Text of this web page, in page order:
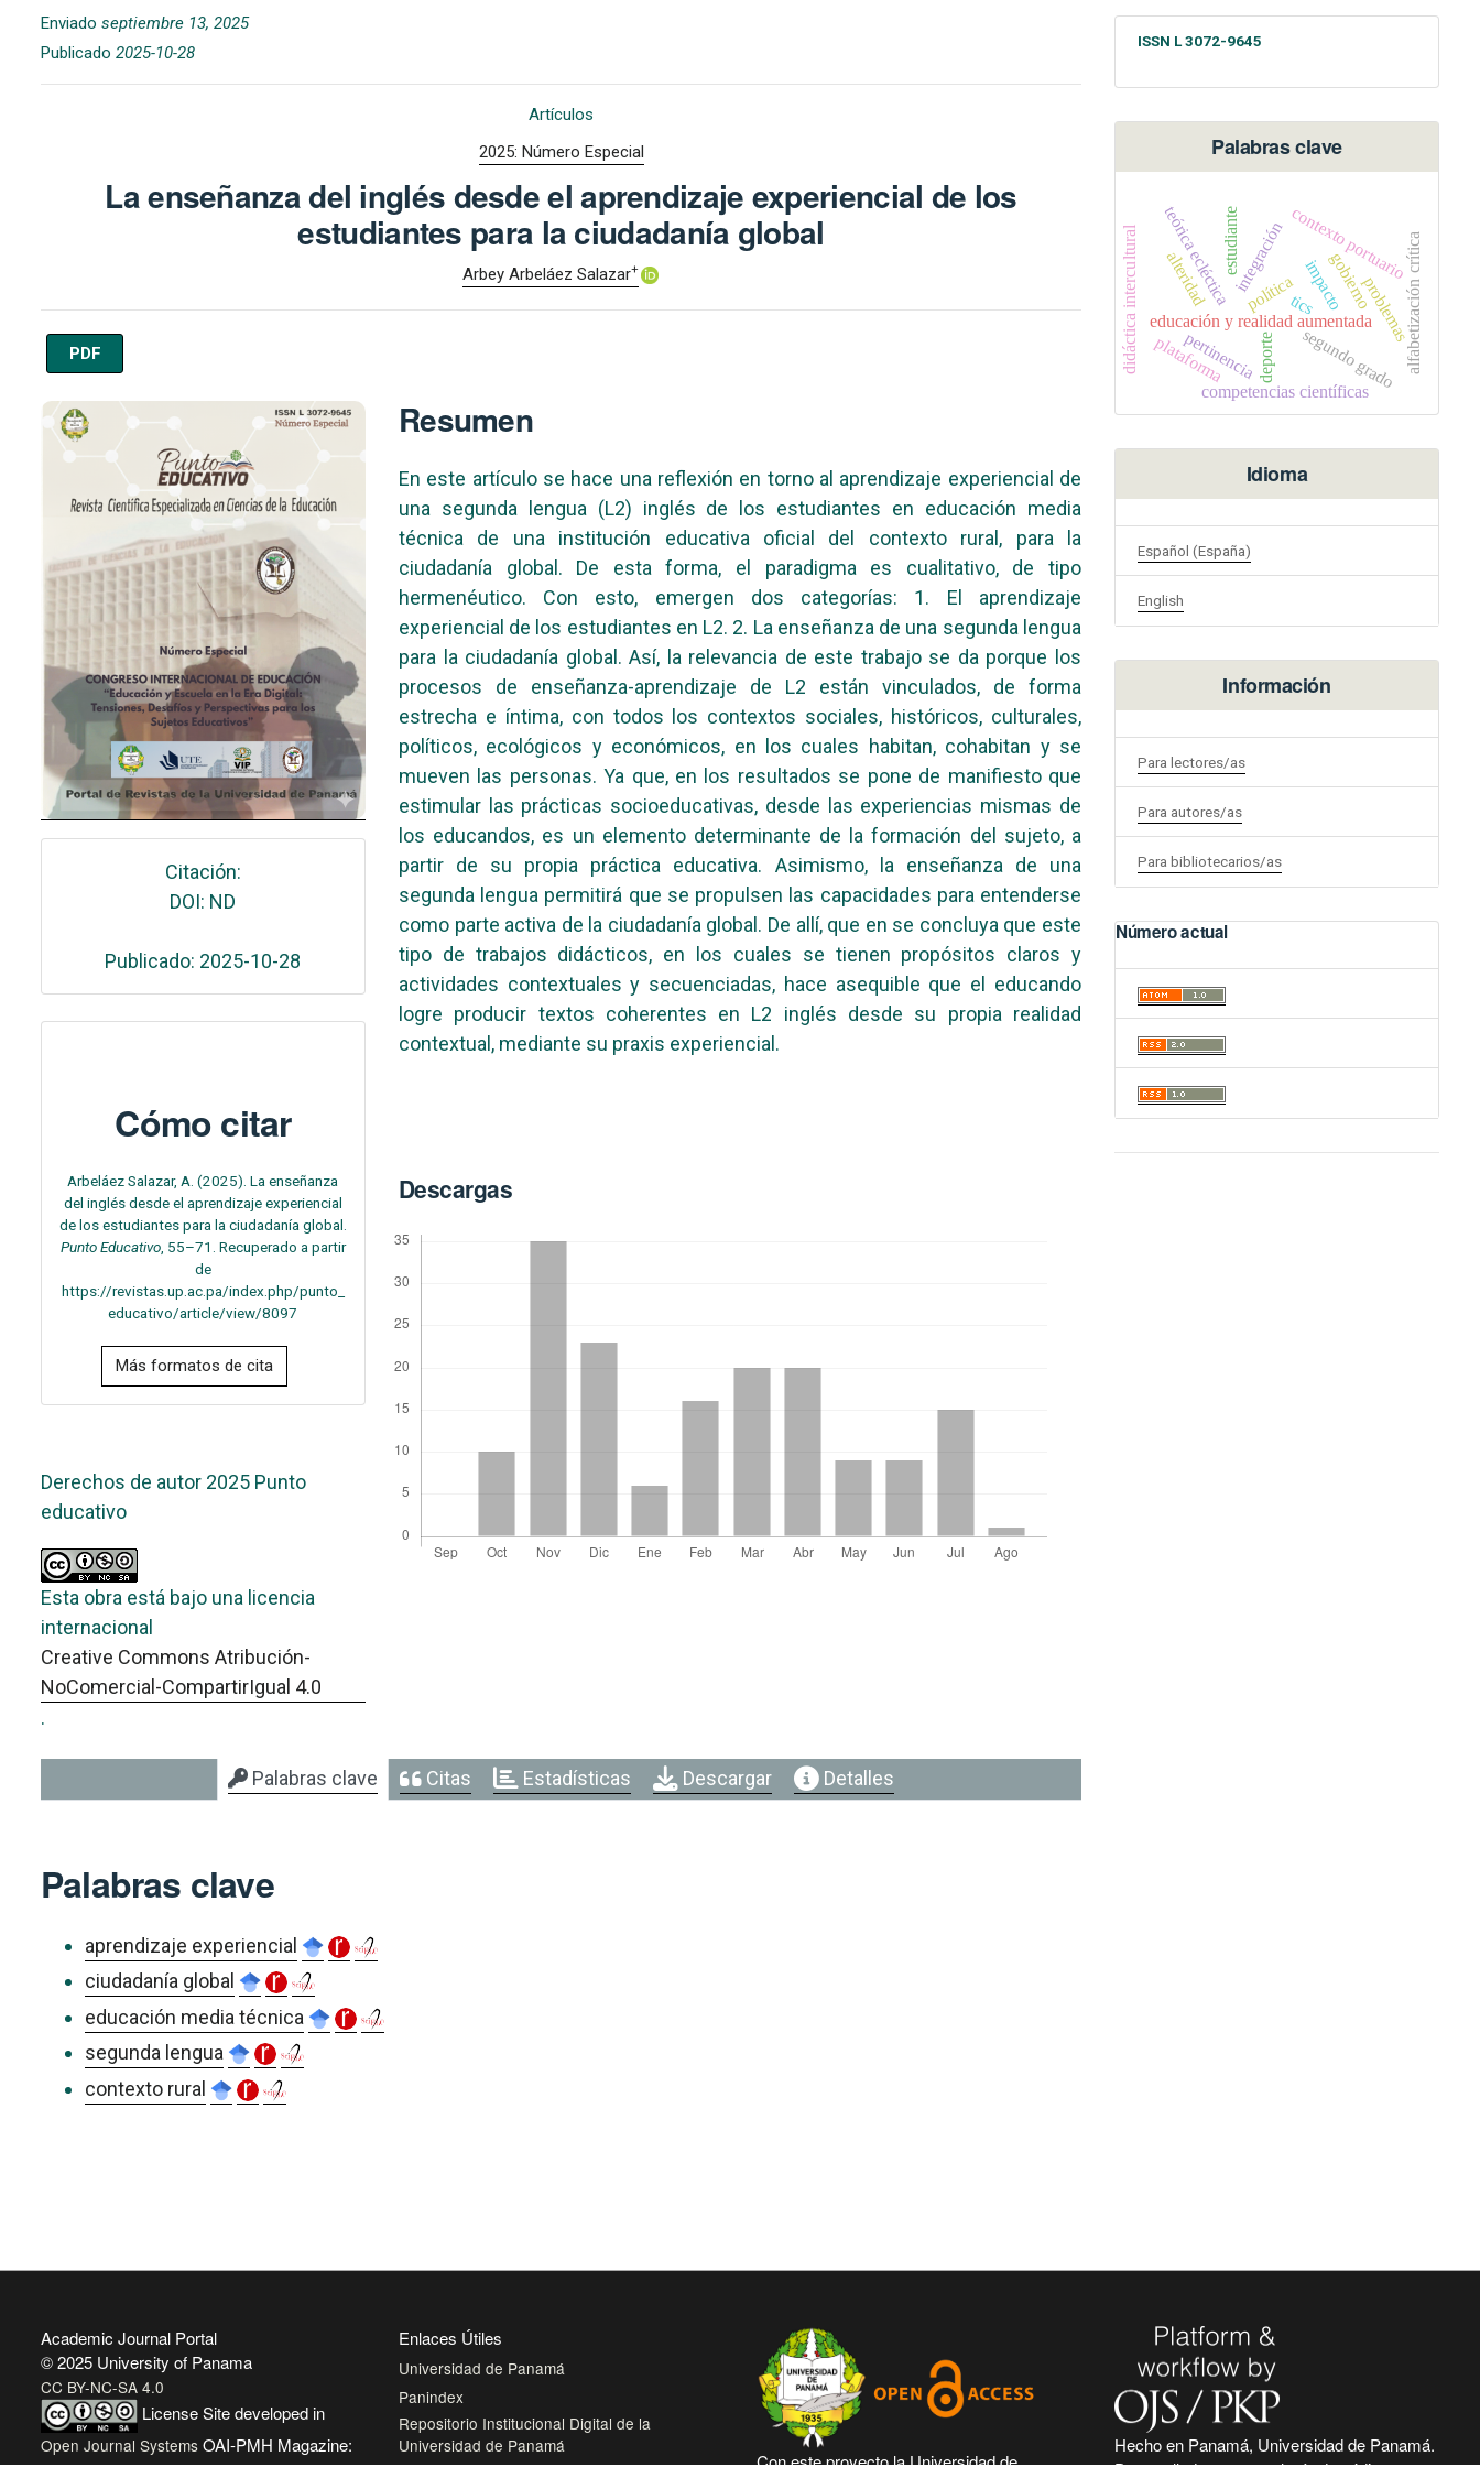
Enviado septiembre 13, 2025
Publicado 2025-10-28
Artículos
2025: Número Especial
La enseñanza del inglés desde el aprendizaje experiencial de los
estudiantes para la ciudadanía global
Arbey Arbeláez Salazar+
PDF
Imagen de portada
Citación:
DOI: ND
Publicado: 2025-10-28
Cómo citar
Arbeláez Salazar, A. (2025). La enseñanza
del inglés desde el aprendizaje experiencial
de los estudiantes para la ciudadanía global.
Punto Educativo, 55–71. Recuperado a partir
de
https://revistas.up.ac.pa/index.php/punto_
educativo/article/view/8097
Más formatos de cita
Derechos de autor 2025 Punto
educativo
Esta obra está bajo una licencia
internacional
Creative Commons Atribución-
NoComercial-CompartirIgual 4.0
.
Resumen
En este artículo se hace una reflexión en torno al aprendizaje experiencial de
una segunda lengua (L2) inglés de los estudiantes en educación media
técnica de una institución educativa oficial del contexto rural, para la
ciudadanía global. De esta forma, el paradigma es cualitativo, de tipo
hermenéutico. Con esto, emergen dos categorías: 1. El aprendizaje
experiencial de los estudiantes en L2. 2. La enseñanza de una segunda lengua
para la ciudadanía global. Así, la relevancia de este trabajo se da porque los
procesos de enseñanza-aprendizaje de L2 están vinculados, de forma
estrecha e íntima, con todos los contextos sociales, históricos, culturales,
políticos, ecológicos y económicos, en los cuales habitan, cohabitan y se
mueven las personas. Ya que, en los resultados se pone de manifiesto que
estimular las prácticas socioeducativas, desde las experiencias mismas de
los educandos, es un elemento determinante de la formación del sujeto, a
partir de su propia práctica educativa. Asimismo, la enseñanza de una
segunda lengua permitirá que se propulsen las capacidades para entenderse
como parte activa de la ciudadanía global. De allí, que en se concluya que este
tipo de trabajos didácticos, en los cuales se tienen propósitos claros y
actividades contextuales y secuenciadas, hace asequible que el educando
logre producir textos coherentes en L2 inglés desde su propia realidad
contextual, mediante su praxis experiencial.
Descargas
Palabras clave Citas Estadísticas Descargar Detalles
Palabras clave
aprendizaje experiencial
ciudadanía global
educación media técnica
segunda lengua
contexto rural
ISSN L 3072-9645
Palabras clave
educación y realidad aumentada
deporte
problemas
impactogobierno
política
contexto portuario
teórica eclécticaintegración
didáctica intercultural segundo gradoalfabetización crítica
pertinencia
estudiante
competencias científicas
alteridad
plataforma
tics
Idioma
Español (España)
English
Información
Para lectores/as
Para autores/as
Para bibliotecarios/as
Número actual
Academic Journal Portal
© 2025 University of Panama
CC BY-NC-SA 4.0
LicenseSite developed in
Open Journal Systems OAI-PMH Magazine:
Enlaces Útiles
Universidad de Panamá
Panindex
Repositorio Institucional Digital de la
Universidad de Panamá
Con este proyecto la Universidad de
Hecho en Panamá, Universidad de Panamá.